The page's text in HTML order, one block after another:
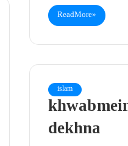
Read More »
islam
khwab
dekhna